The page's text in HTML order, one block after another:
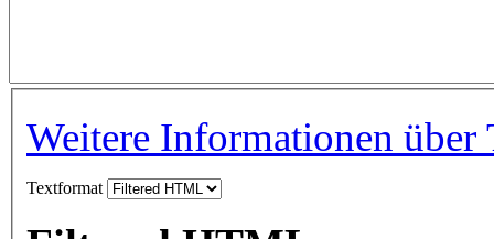
Weitere Informationen über
Textformat